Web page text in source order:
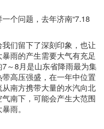
个问题，去年济南“7.18
我们留下了深刻印象，也让
雨的产生需要大气有充足
～8月是山东省降雨最为集
高压强盛，在一年中位置
南方携带大量的水汽向北
南下，可能会产生大范围
雨。